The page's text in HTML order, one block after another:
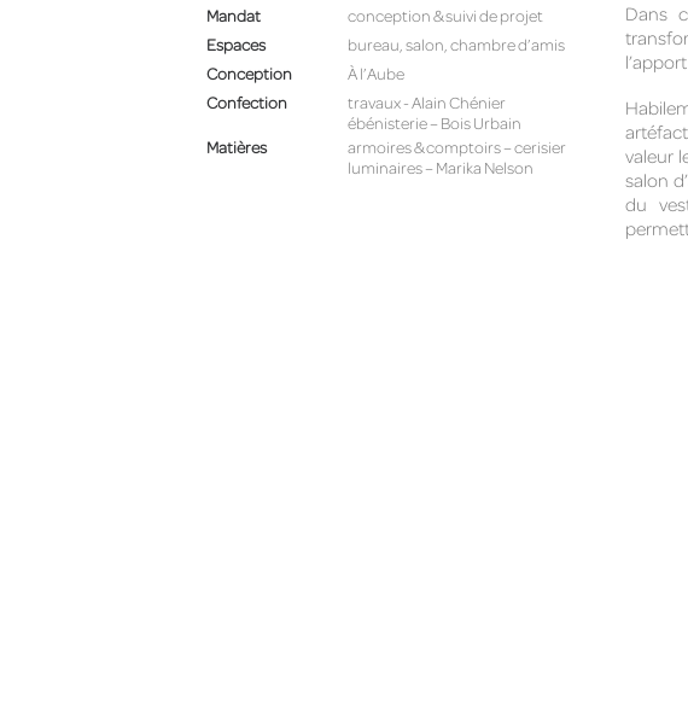
Mandat
conception & suivi de projet
Espaces
bureau, salon, chambre d’amis
Conception
À l’Aube
Confection
travaux - Alain Chénier
ébénisterie – Bois Urbain
Matières
armoires & comptoirs – cerisier
luminaires – Marika Nelson
Dans
valeur
salon
du